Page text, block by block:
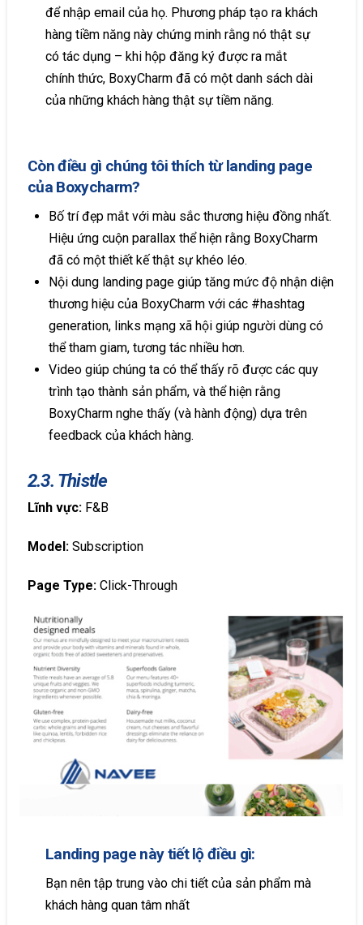
để nhập email của họ. Phương pháp tạo ra khách
hàng tiềm năng này chứng minh rằng nó thật sự
có tác dụng – khi hộp đăng ký được ra mắt
chính thức, BoxyCharm đã có một danh sách dài
của những khách hàng thật sự tiềm năng.
Còn điều gì chúng tôi thích từ landing page
của Boxycharm?
Bố trí đẹp mắt với màu sắc thương hiệu đồng nhất.
Hiệu ứng cuộn parallax thể hiện rằng BoxyCharm
đã có một thiết kế thật sự khéo léo.
Nội dung landing page giúp tăng mức độ nhận diện
thương hiệu của BoxyCharm với các #hashtag
generation, links mạng xã hội giúp người dùng có
thể tham giam, tương tác nhiều hơn.
Video giúp chúng ta có thể thấy rõ được các quy
trình tạo thành sản phẩm, và thể hiện rằng
BoxyCharm nghe thấy (và hành động) dựa trên
feedback của khách hàng.
2.3. Thistle
Lĩnh vực:F&B
Model:Subscription
Page Type:Click-Through
Landing page này tiết lộ điều gì:
Bạn nên tập trung vào chi tiết của sản phẩm mà
khách hàng quan tâm nhất